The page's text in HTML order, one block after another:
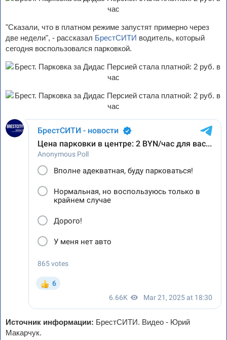
"Сказали, что в платном режиме запустят примерно через
две недели", - рассказал БрестСИТИ водитель, который
сегодня воспользовался парковкой.
Источник информации: БрестСИТИ. Видео - Юрий
Макарчук.